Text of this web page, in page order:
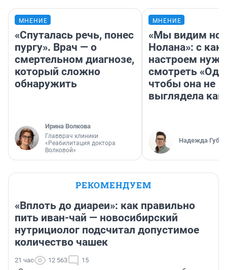
МНЕНИЕ
«Спуталась речь, понес
пургу». Врач — о
смертельном диагнозе,
который сложно
обнаружить
Ирина Волкова
Главврач клиники
«Реабилитация доктора
Волковой»
МНЕНИЕ
«Мы видим
Нолана»: с
настроем
смотреть
чтобы она не
выглядела как
Надежда
РЕКОМЕНДУЕМ
«Вплоть до диареи»: как правильно
пить иван-чай — новосибирский
нутрициолог подсчитал допустимое
количество чашек
21 час 12 563 15